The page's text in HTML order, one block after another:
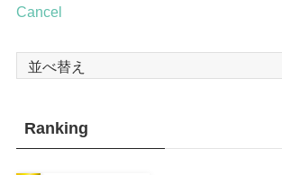
Cancel
Ranking